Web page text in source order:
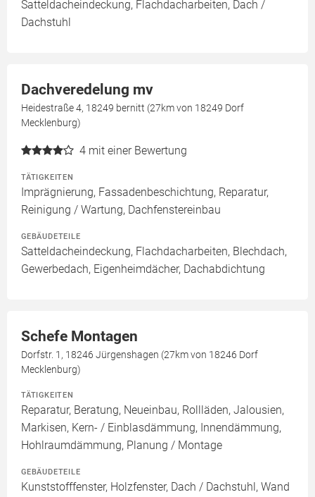
Satteldacheindeckung, Flachdacharbeiten, Dach /
Dachstuhl
Dachveredelung mv
Heidestraße 4, 18249 bernitt (27km von 18249 Dorf
Mecklenburg)
4 mit einer Bewertung
TÄTIGKEITEN
Imprägnierung, Fassadenbeschichtung, Reparatur,
Reinigung / Wartung, Dachfenstereinbau
GEBÄUDETEILE
Satteldacheindeckung, Flachdacharbeiten, Blechdach,
Gewerbedach, Eigenheimdächer, Dachabdichtung
Schefe Montagen
Dorfstr. 1, 18246 Jürgenshagen (27km von 18246 Dorf
Mecklenburg)
TÄTIGKEITEN
Reparatur, Beratung, Neueinbau, Rollläden, Jalousien,
Markisen, Kern- / Einblasdämmung, Innendämmung,
Hohlraumdämmung, Planung / Montage
GEBÄUDETEILE
Kunststofffenster, Holzfenster, Dach / Dachstuhl, Wand